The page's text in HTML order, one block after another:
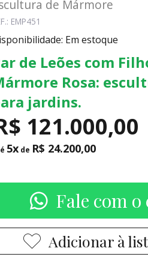
de Mármore
EMP451
Em estoque
de Leões com
Rosa:
jardins.
121.000,00
5x de R$ 24.200,00
Fale com
Adicionar à